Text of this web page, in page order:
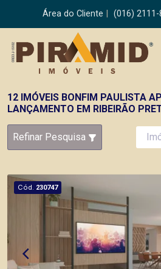
Área do Cliente (016) 2111-
12 IMÓVEIS BONFIM PAULISTA
LANÇAMENTO EM RIBEIRÃO
Refinar Pesquisa
Cód. 230747